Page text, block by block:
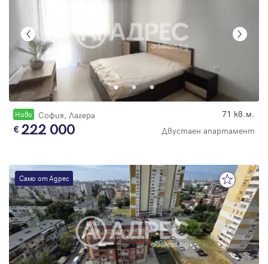
Новo София, Лагера 71 кв.м.
222 000 Двустаен апартамент
Само от Адрес